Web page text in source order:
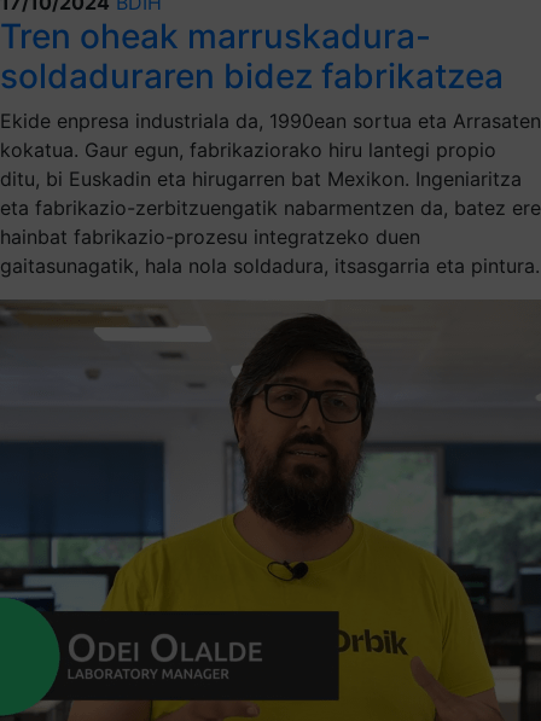
Tren oheak marruskadura-
soldaduraren bidez fabrikatzea
Ekide enpresa industriala da, 1990ean sortua eta Arrasaten
kokatua. Gaur egun, fabrikaziorako hiru lantegi propio
ditu, bi Euskadin eta hirugarren bat Mexikon. Ingeniaritza
eta fabrikazio-zerbitzuengatik nabarmentzen da, batez ere
hainbat fabrikazio-prozesu integratzeko duen
gaitasunagatik, hala nola soldadura, itsasgarria eta pintura.